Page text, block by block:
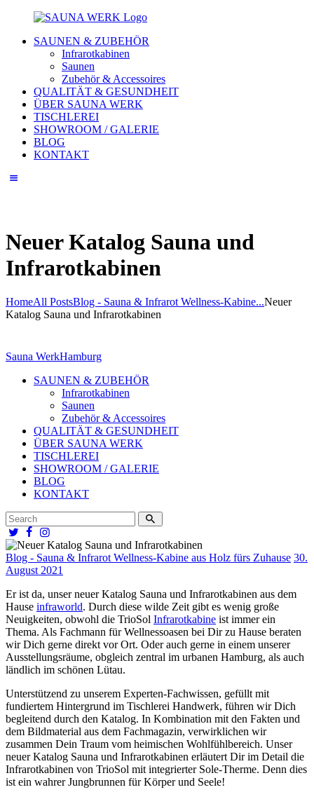
SAUNEN & ZUBEHÖR
Infrarotkabinen
Saunen
Zubehör & Accessoires
QUALITÄT & GESUNDHEIT
ÜBER SAUNA WERK
TISCHLEREI
SHOWROOM / GALERIE
BLOG
KONTAKT
Neuer Katalog Sauna und
Infrarotkabinen
HomeAll PostsBlog - Sauna & Infrarot Wellness-Kabine...Neuer
Katalog Sauna und Infrarotkabinen
Sauna WerkHamburg
SAUNEN & ZUBEHÖR
Infrarotkabinen
Saunen
Zubehör & Accessoires
QUALITÄT & GESUNDHEIT
ÜBER SAUNA WERK
TISCHLEREI
SHOWROOM / GALERIE
BLOG
KONTAKT
Blog - Sauna & Infrarot Wellness-Kabine aus Holz fürs Zuhause 30.
August 2021
Er ist da, unser neuer Katalog Sauna und Infrarotkabinen aus dem
Hause infraworld. Durch diese wilde Zeit gibt es wenig große
Neuigkeiten, obwohl die TrioSol Infrarotkabine ist immer ein
Thema. Als Fachmann für Wellnessoasen bei Dir zu Hause beraten
wir Dich gerne direkt vor Ort. Oder auch gerne in einem unserer
Ausstellungsräume, obgleich zentral im urbanen Hamburg, als auch
ländlich im schönen Lütau.
Unterstützend zu unserem Experten-Fachwissen, gefüllt mit
fundiertem Hintergrund im Tischlerei Handwerk, führen wir Dich
begleitend durch den Katalog. In Kombination mit den Fakten und
dem Bildmaterial aus dem Fachmagazin, verwirklichen wir
zusammen Dein Traum vom heimischen Wohlfühlbereich. Unser
neuer Katalog Sauna und Infrarotkabinen erläutert Dir im Detail die
Infrarotkabinen von TrioSol mit integrierter Sole-Therme. Denn dies
ist ein wahrer Jungbrunnen für Körper und Seele!